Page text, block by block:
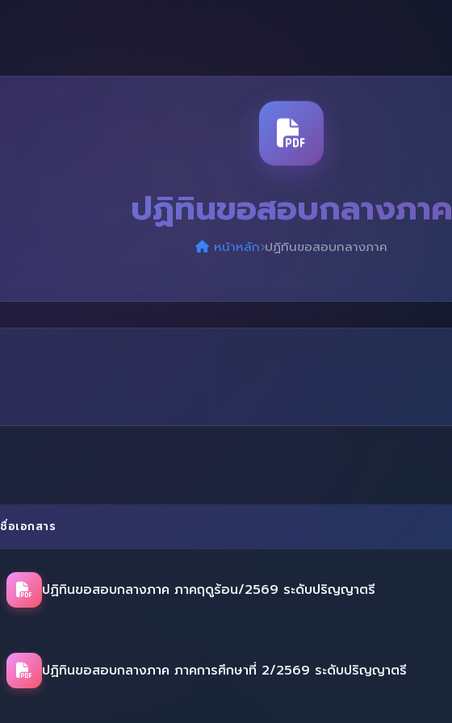
ปฏิทินขอสอบกลางภาค
หน้าหลัก ปฏิทินขอสอบกลางภาค
ชื่อเอกสาร
ปฏิทินขอสอบกลางภาค ภาคฤดูร้อน/2569 ระดับปริญญาตรี
ปฏิทินขอสอบกลางภาค ภาคการศึกษาที่ 2/2569 ระดับปริญญาตรี